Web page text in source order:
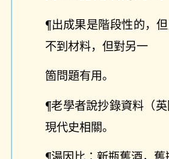
¶出成果是階段性的，
不到材料，但對另一
箇問題有用。
¶老學者說抄錄資料（
現代史相關。
¶湯因比：新瓶舊酒，